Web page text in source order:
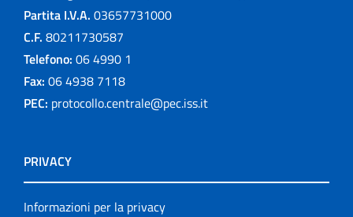
Partita I.V.A. 03657731000
C.F. 80211730587
Telefono: 06 4990 1
Fax: 06 4938 7118
PEC: protocollo.centrale@pec.iss.it
PRIVACY
Informazioni per la privacy